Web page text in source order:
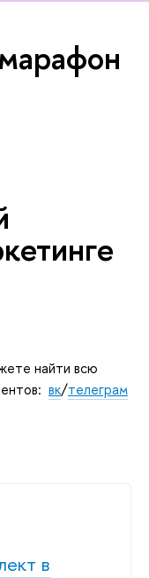
найти всю
к/телеграм